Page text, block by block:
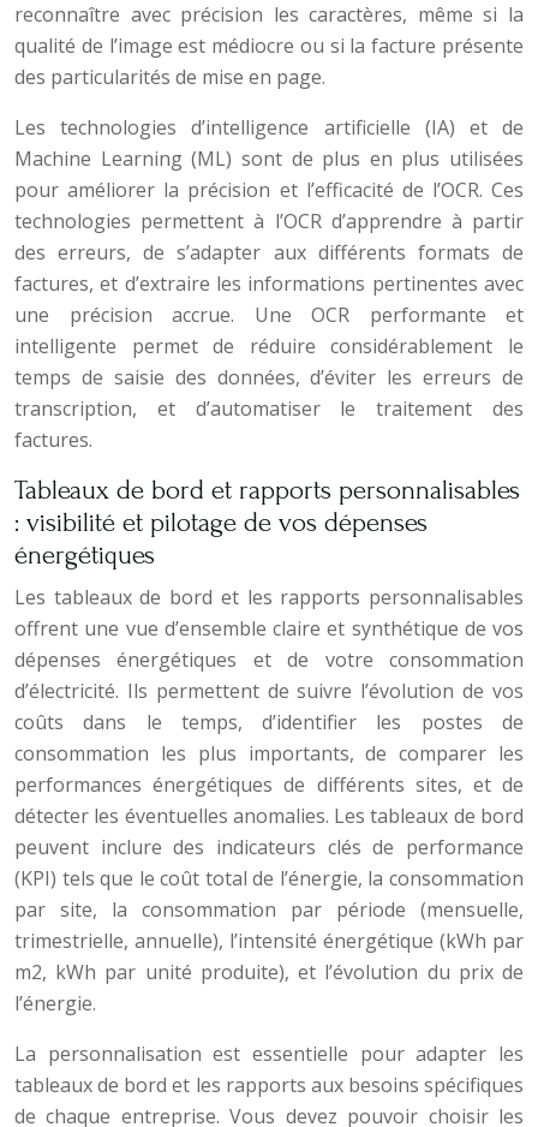
reconnaître avec précision les caractères, même si la
qualité de l’image est médiocre ou si la facture présente
des particularités de mise en page.
Les technologies d’intelligence artificielle (IA) et de
Machine Learning (ML) sont de plus en plus utilisées
pour améliorer la précision et l’efficacité de l’OCR. Ces
technologies permettent à l’OCR d’apprendre à partir
des erreurs, de s’adapter aux différents formats de
factures, et d’extraire les informations pertinentes avec
une précision accrue. Une OCR performante et
intelligente permet de réduire considérablement le
temps de saisie des données, d’éviter les erreurs de
transcription, et d’automatiser le traitement des
factures.
Tableaux de bord et rapports personnalisables
: visibilité et pilotage de vos dépenses
énergétiques
Les tableaux de bord et les rapports personnalisables
offrent une vue d’ensemble claire et synthétique de vos
dépenses énergétiques et de votre consommation
d’électricité. Ils permettent de suivre l’évolution de vos
coûts dans le temps, d’identifier les postes de
consommation les plus importants, de comparer les
performances énergétiques de différents sites, et de
détecter les éventuelles anomalies. Les tableaux de bord
peuvent inclure des indicateurs clés de performance
(KPI) tels que le coût total de l’énergie, la consommation
par site, la consommation par période (mensuelle,
trimestrielle, annuelle), l’intensité énergétique (kWh par
m2, kWh par unité produite), et l’évolution du prix de
l’énergie.
La personnalisation est essentielle pour adapter les
tableaux de bord et les rapports aux besoins spécifiques
de chaque entreprise. Vous devez pouvoir choisir les